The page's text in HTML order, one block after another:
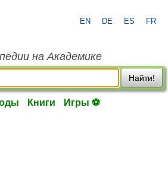
EN DE ES FR
на Академике
Найти!
Книги Игры ⚽